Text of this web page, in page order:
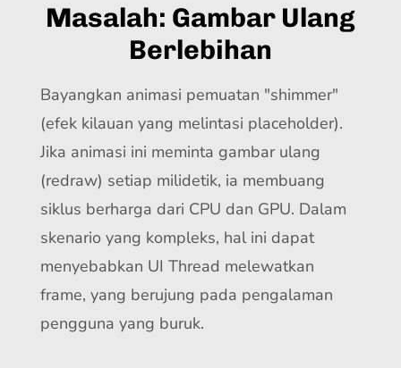
Masalah: Gambar Ulang
Berlebihan
Bayangkan animasi pemuatan "shimmer"
(efek kilauan yang melintasi placeholder).
Jika animasi ini meminta gambar ulang
(redraw) setiap milidetik, ia membuang
siklus berharga dari CPU dan GPU. Dalam
skenario yang kompleks, hal ini dapat
menyebabkan UI Thread melewatkan
frame, yang berujung pada pengalaman
pengguna yang buruk.